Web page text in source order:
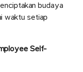
budaya
waktu setiap
Self-